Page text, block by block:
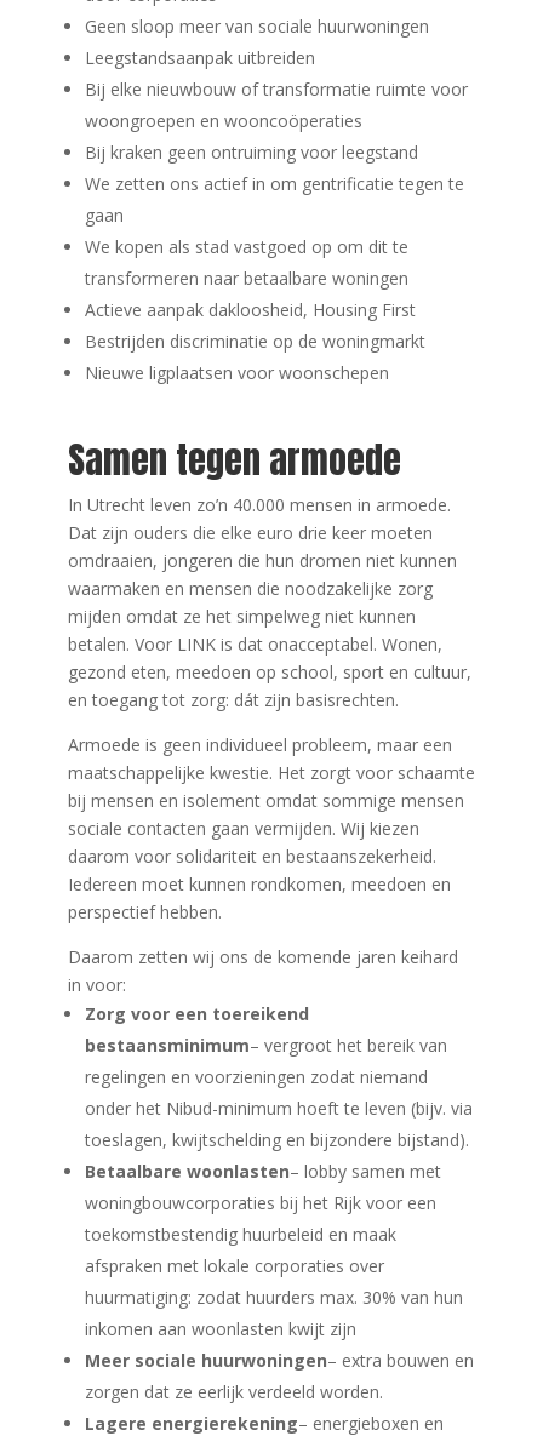
Geen sloop meer van sociale huurwoningen
Leegstandsaanpak uitbreiden
Bij elke nieuwbouw of transformatie ruimte voor
woongroepen en wooncoöperaties
Bij kraken geen ontruiming voor leegstand
We zetten ons actief in om gentrificatie tegen te
gaan
We kopen als stad vastgoed op om dit te
transformeren naar betaalbare woningen
Actieve aanpak dakloosheid, Housing First
Bestrijden discriminatie op de woningmarkt
Nieuwe ligplaatsen voor woonschepen
Samen tegen armoede
In Utrecht leven zo’n 40.000 mensen in armoede.
Dat zijn ouders die elke euro drie keer moeten
omdraaien, jongeren die hun dromen niet kunnen
waarmaken en mensen die noodzakelijke zorg
mijden omdat ze het simpelweg niet kunnen
betalen. Voor LINK is dat onacceptabel. Wonen,
gezond eten, meedoen op school, sport en cultuur,
en toegang tot zorg: dát zijn basisrechten.
Armoede is geen individueel probleem, maar een
maatschappelijke kwestie. Het zorgt voor schaamte
bij mensen en isolement omdat sommige mensen
sociale contacten gaan vermijden. Wij kiezen
daarom voor solidariteit en bestaanszekerheid.
Iedereen moet kunnen rondkomen, meedoen en
perspectief hebben.
Daarom zetten wij ons de komende jaren keihard
in voor:
Zorg voor een toereikend
bestaansminimum– vergroot het bereik van
regelingen en voorzieningen zodat niemand
onder het Nibud-minimum hoeft te leven (bijv. via
toeslagen, kwijtschelding en bijzondere bijstand).
Betaalbare woonlasten– lobby samen met
woningbouwcorporaties bij het Rijk voor een
toekomstbestendig huurbeleid en maak
afspraken met lokale corporaties over
huurmatiging: zodat huurders max. 30% van hun
inkomen aan woonlasten kwijt zijn
Meer sociale huurwoningen– extra bouwen en
zorgen dat ze eerlijk verdeeld worden.
Lagere energierekening– energieboxen en